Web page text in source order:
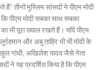
तीनों मुस्लिम सांसदों ने पीएम मोदी
पीएम मोदी सबका साथ सबका
भी पूरा ख्याल रखते हैं। यदि पीएम
और अबु ताहिर भी भी मोदी के
गांधी, अखिलेश यादव जैसे नेता
ने यह प्रदर्शित किया है कि पीएम